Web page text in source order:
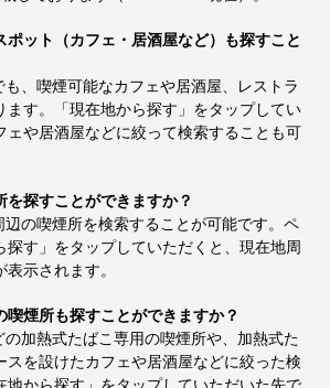
ポット（カフェ・居酒屋など）も探すこと
、喫煙可能なカフェや居酒屋、レストラ
ます。「現在地から探す」をタップしてい
ェや居酒屋などに絞って検索することも可
を探すことができますか？
辺の喫煙所を検索することが可能です。ペ
探す」をタップしていただくと、現在地周
示されます。
喫煙所も探すことができますか？
の加熱式たばこ専用の喫煙所や、加熱式た
スを設けたカフェや居酒屋などに絞った検